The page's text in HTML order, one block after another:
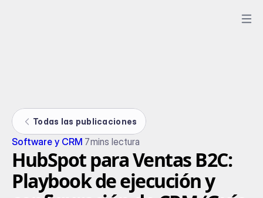
Todas las publicaciones
Software y CRM 7mins lectura
HubSpot para Ventas B2C:
Playbook de ejecución y